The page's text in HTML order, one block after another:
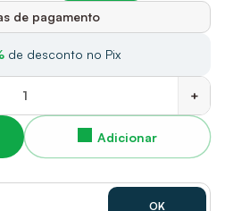
de desconto no Pix
de pagamento
+